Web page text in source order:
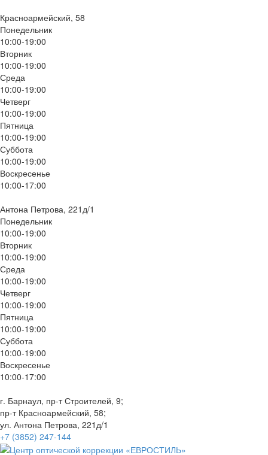
Красноармейский, 58
Понедельник
10:00-19:00
Вторник
10:00-19:00
Среда
10:00-19:00
Четверг
10:00-19:00
Пятница
10:00-19:00
Суббота
10:00-19:00
Воскресенье
10:00-17:00
Антона Петрова, 221д/1
Понедельник
10:00-19:00
Вторник
10:00-19:00
Среда
10:00-19:00
Четверг
10:00-19:00
Пятница
10:00-19:00
Суббота
10:00-19:00
Воскресенье
10:00-17:00
г. Барнаул, пр-т Строителей, 9;
пр-т Красноармейский, 58;
ул. Антона Петрова, 221д/1
+7 (3852) 247-144